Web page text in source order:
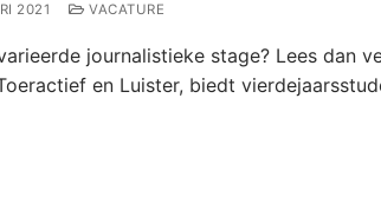
2021 VACATURE
journalistieke stage? Lees dan
en Luister, biedt